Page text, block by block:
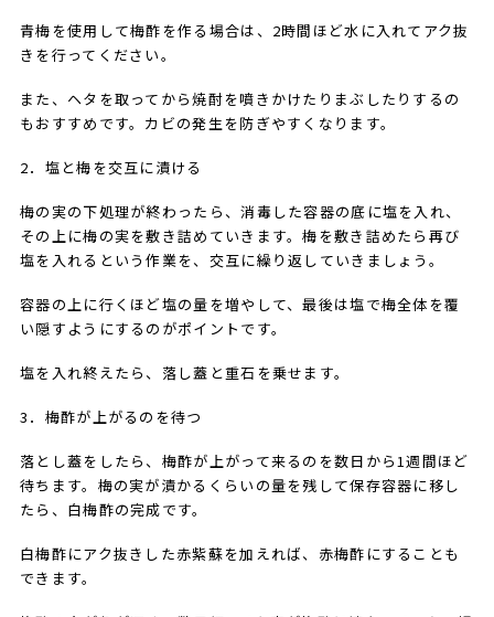
青梅を使用して梅酢を作る場合は、2時間ほど水に入れてアク抜
きを行ってください。
また、ヘタを取ってから焼酎を噴きかけたりまぶしたりするの
もおすすめです。カビの発生を防ぎやすくなります。
​2．塩と梅を交互に漬ける
梅の実の下処理が終わったら、消毒した容器の底に塩を入れ、
その上に梅の実を敷き詰めていきます。梅を敷き詰めたら再び
塩を入れるという作業を、交互に繰り返していきましょう。
容器の上に行くほど塩の量を増やして、最後は塩で梅全体を覆
い隠すようにするのがポイントです。
塩を入れ終えたら、落し蓋と重石を乗せます。
​​​3．梅酢が上がるのを待つ
落とし蓋をしたら、梅酢が上がって来るのを数日から1週間ほど
待ちます。梅の実が漬かるくらいの量を残して保存容器に移し
たら、白梅酢の完成です。
白梅酢にアク抜きした赤紫蘇を加えれば、赤梅酢にすることも
できます。